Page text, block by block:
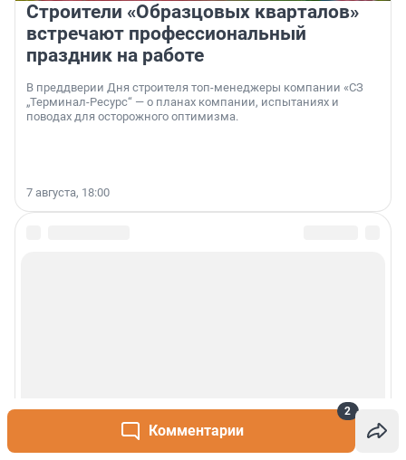
Комментарии
2
Строители «Образцовых кварталов»
встречают профессиональный
праздник на работе
В преддверии Дня строителя топ-менеджеры компании «СЗ
„Терминал-Ресурс“ — о планах компании, испытаниях и
поводах для осторожного оптимизма.
7 августа, 18:00